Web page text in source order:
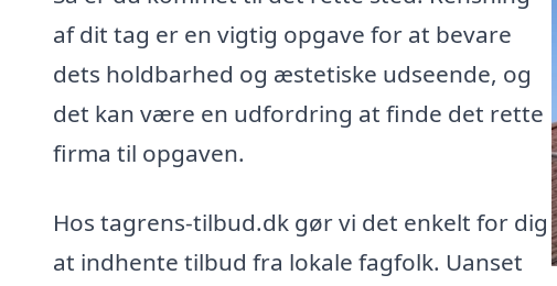
af dit tag er en vigtig opgave for at bevare
dets holdbarhed og æstetiske udseende, og
det kan være en udfordring at finde det rette
firma til opgaven.
Hos tagrens-tilbud.dk gør vi det enkelt for dig
at indhente tilbud fra lokale fagfolk. Uanset